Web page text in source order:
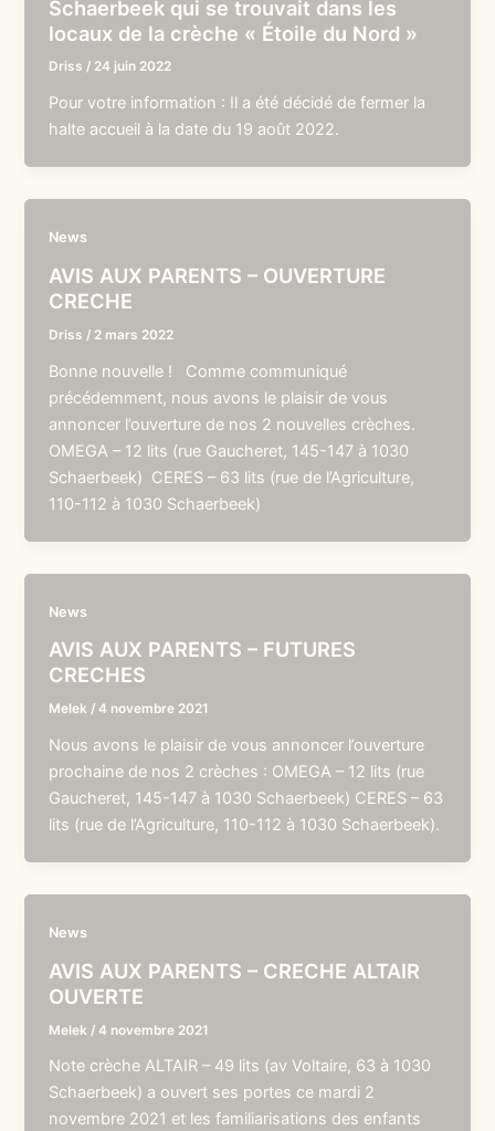
Schaerbeek qui se trouvait dans les
locaux de la crèche « Étoile du Nord »
Driss / 24 juin 2022
Pour votre information : Il a été décidé de fermer la
halte accueil à la date du 19 août 2022.
News
AVIS AUX PARENTS – OUVERTURE
CRECHE
Driss / 2 mars 2022
Bonne nouvelle ! Comme communiqué
précédemment, nous avons le plaisir de vous
annoncer l’ouverture de nos 2 nouvelles crèches.
OMEGA – 12 lits (rue Gaucheret, 145-147 à 1030
Schaerbeek) CERES – 63 lits (rue de l’Agriculture,
110-112 à 1030 Schaerbeek)
News
AVIS AUX PARENTS – FUTURES
CRECHES
Melek /4 novembre 2021
Nous avons le plaisir de vous annoncer l’ouverture
prochaine de nos 2 crèches : OMEGA – 12 lits (rue
Gaucheret, 145-147 à 1030 Schaerbeek) CERES – 63
lits (rue de l’Agriculture, 110-112 à 1030 Schaerbeek).
News
AVIS AUX PARENTS – CRECHE ALTAIR
OUVERTE
Melek /4 novembre 2021
Note crèche ALTAIR – 49 lits (av Voltaire, 63 à 1030
Schaerbeek) a ouvert ses portes ce mardi 2
novembre 2021 et les familiarisations des enfants